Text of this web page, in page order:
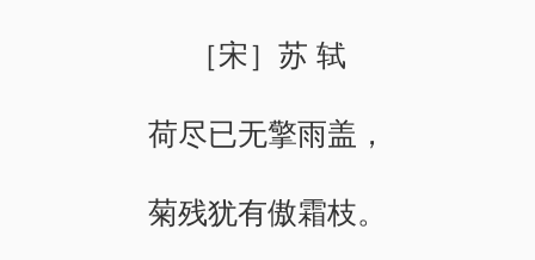
［宋］苏 轼
荷尽已无擎雨盖，
菊残犹有傲霜枝。